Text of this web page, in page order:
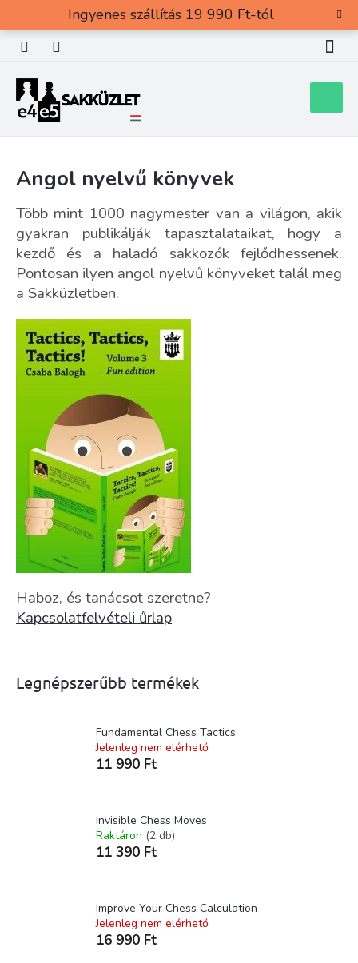
tartalomhoz
Ingyenes szállítás 19 990 Ft-tól
Angol nyelvű könyvek
Több mint 1000 nagymester van a világon, akik
gyakran publikálják tapasztalataikat, hogy a
kezdő és a haladó sakkozók fejlődhessenek.
Pontosan ilyen angol nyelvű könyveket talál meg
a Sakküzletben.
Haboz, és tanácsot szeretne?
Kapcsolatfelvételi űrlap
Legnépszerűbb termékek
Fundamental Chess Tactics
Jelenleg nem elérhető
11 990 Ft
Invisible Chess Moves
Raktáron (2 db)
11 390 Ft
Improve Your Chess Calculation
Jelenleg nem elérhető
16 990 Ft